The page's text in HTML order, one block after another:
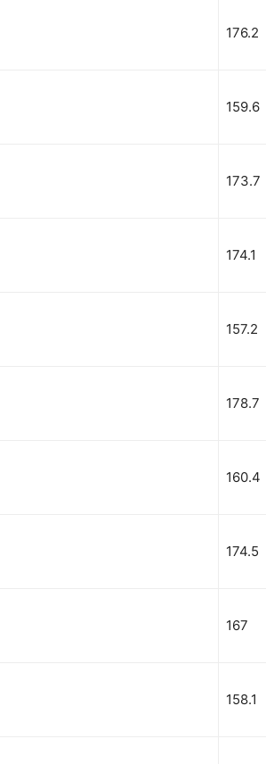
176.2
159.6
173.7
174.1
157.2
178.7
160.4
174.5
167
158.1